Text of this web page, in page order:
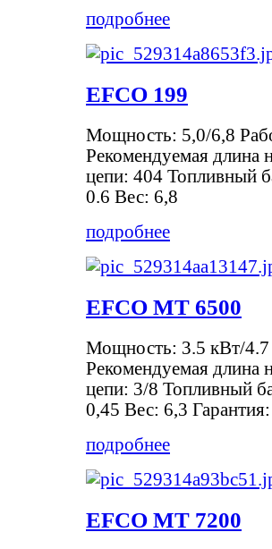
подробнее
EFCO 199
Мощность: 5,0/6,8
Рекомендуемая
цепи: 404 Топливный
0.6 Вес: 6,8
подробнее
EFCO MT 6500
Мощность: 3.5 кВт/4.7
Рекомендуемая
цепи: 3/8 Топливный
0,45 Вес: 6,3
подробнее
EFCO MT 7200